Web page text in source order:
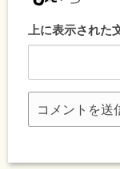
上に表示された